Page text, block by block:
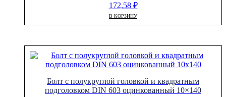
172,58 ₽
В КОРЗИНУ
Болт с полукруглой головкой и квадратным
подголовком DIN 603 оцинкованный 10×140